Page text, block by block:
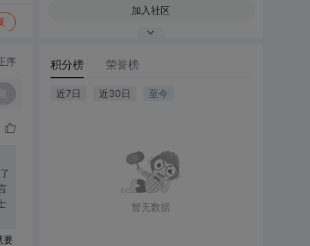
序
要
加入社区
积分榜 荣誉榜
近7日 近30日 至今
暂无数据